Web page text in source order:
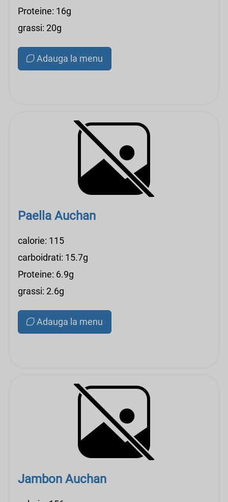
Proteine: 16g
grassi: 20g
Adauga la menu
Paella Auchan
calorie: 115
carboidrati: 15.7g
Proteine: 6.9g
grassi: 2.6g
Adauga la menu
Jambon Auchan